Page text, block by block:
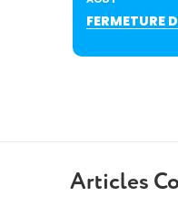
FERMETURE
Articles